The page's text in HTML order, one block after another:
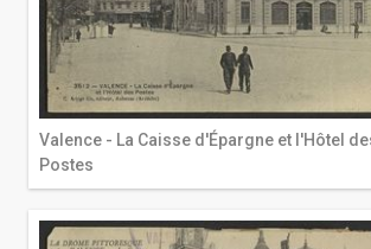
Valence - La Caisse d'Épargne et l'Hôtel
Postes